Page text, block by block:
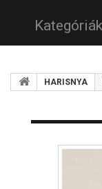
Kategóriák
HARISNYA